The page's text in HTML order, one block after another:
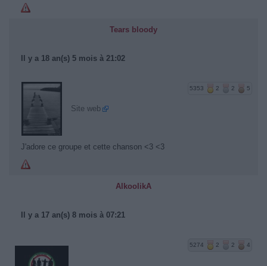
Tears bloody
Il y a 18 an(s) 5 mois à 21:02
5353 2 2 5
Site web
J'adore ce groupe et cette chanson <3 <3
AlkoolikA
Il y a 17 an(s) 8 mois à 07:21
5274 2 2 4